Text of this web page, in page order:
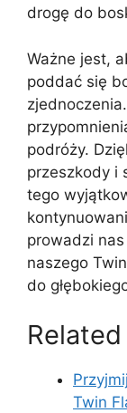
drogę do
Ważne jest,
poddać się
podróży.
przeszkody i
tego
prowadzi
naszego
do
Twin